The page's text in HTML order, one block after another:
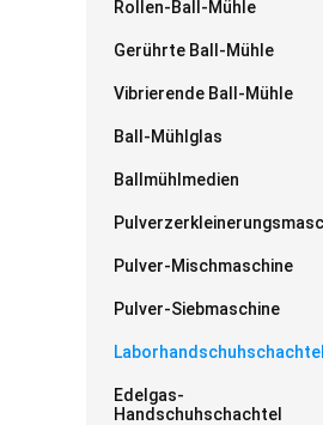
Rollen-Ball-Mühle
Gerührte Ball-Mühle
Vibrierende Ball-Mühle
Ball-Mühlglas
Ballmühlmedien
Pulver-Mischmaschine
Pulver-Siebmaschine
Laborhandschuhschachtel
Edelgas-
Handschuhschachtel